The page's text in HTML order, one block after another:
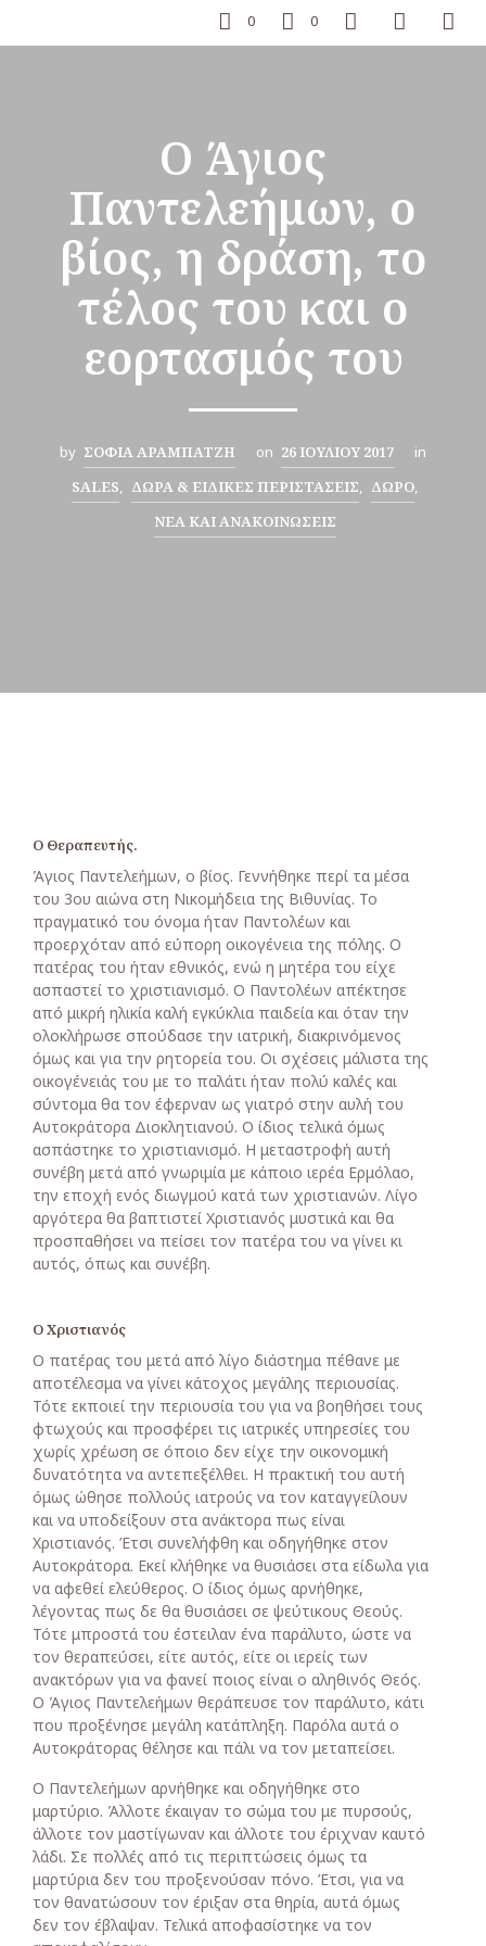
0 0
Ο Άγιος
Παντελεήμων, ο
βίος, η δράση, το
τέλος του και ο
εορτασμός του
by ΣΟΦΊΑ ΑΡΑΜΠΑΤΖΉ on 26 ΙΟΥΛΊΟΥ 2017
in
SALES, ΔΏΡΑ & ΕΙΔΙΚΈΣ ΠΕΡΙΣΤΆΣΕΙΣ, ΔΏΡΟ,
ΝΈΑ ΚΑΙ ΑΝΑΚΟΙΝΏΣΕΙΣ
Ο Θεραπευτής.
Άγιος Παντελεήμων, ο βίος. Γεννήθηκε περί τα μέσα
του 3ου αιώνα στη Νικομήδεια της Βιθυνίας. Το
πραγματικό του όνομα ήταν Παντολέων και
προερχόταν από εύπορη οικογένεια της πόλης. Ο
πατέρας του ήταν εθνικός, ενώ η μητέρα του είχε
ασπαστεί το χριστιανισμό. Ο Παντολέων απέκτησε
από μικρή ηλικία καλή εγκύκλια παιδεία και όταν την
ολοκλήρωσε σπούδασε την ιατρική, διακρινόμενος
όμως και για την ρητορεία του. Οι σχέσεις μάλιστα της
οικογένειάς του με το παλάτι ήταν πολύ καλές και
σύντομα θα τον έφερναν ως γιατρό στην αυλή του
Αυτοκράτορα Διοκλητιανού. Ο ίδιος τελικά όμως
ασπάστηκε το χριστιανισμό. Η μεταστροφή αυτή
συνέβη μετά από γνωριμία με κάποιο ιερέα Ερμόλαο,
την εποχή ενός διωγμού κατά των χριστιανών. Λίγο
αργότερα θα βαπτιστεί Χριστιανός μυστικά και θα
προσπαθήσει να πείσει τον πατέρα του να γίνει κι
αυτός, όπως και συνέβη.
Ο Χριστιανός
Ο πατέρας του μετά από λίγο διάστημα πέθανε με
αποτέλεσμα να γίνει κάτοχος μεγάλης περιουσίας.
Τότε εκποιεί την περιουσία του για να βοηθήσει τους
φτωχούς και προσφέρει τις ιατρικές υπηρεσίες του
χωρίς χρέωση σε όποιο δεν είχε την οικονομική
δυνατότητα να αντεπεξέλθει. Η πρακτική του αυτή
όμως ώθησε πολλούς ιατρούς να τον καταγγείλουν
και να υποδείξουν στα ανάκτορα πως είναι
Χριστιανός. Έτσι συνελήφθη και οδηγήθηκε στον
Αυτοκράτορα. Εκεί κλήθηκε να θυσιάσει στα είδωλα για
να αφεθεί ελεύθερος. Ο ίδιος όμως αρνήθηκε,
λέγοντας πως δε θα θυσιάσει σε ψεύτικους Θεούς.
Τότε μπροστά του έστειλαν ένα παράλυτο, ώστε να
τον θεραπεύσει, είτε αυτός, είτε οι ιερείς των
ανακτόρων για να φανεί ποιος είναι ο αληθινός Θεός.
Ο Άγιος Παντελεήμων θεράπευσε τον παράλυτο, κάτι
που προξένησε μεγάλη κατάπληξη. Παρόλα αυτά ο
Αυτοκράτορας θέλησε και πάλι να τον μεταπείσει.
Ο Παντελεήμων αρνήθηκε και οδηγήθηκε στο
μαρτύριο. Άλλοτε έκαιγαν το σώμα του με πυρσούς,
άλλοτε τον μαστίγωναν και άλλοτε του έριχναν καυτό
λάδι. Σε πολλές από τις περιπτώσεις όμως τα
μαρτύρια δεν του προξενούσαν πόνο. Έτσι, για να
τον θανατώσουν τον έριξαν στα θηρία, αυτά όμως
δεν τον έβλαψαν. Τελικά αποφασίστηκε να τον